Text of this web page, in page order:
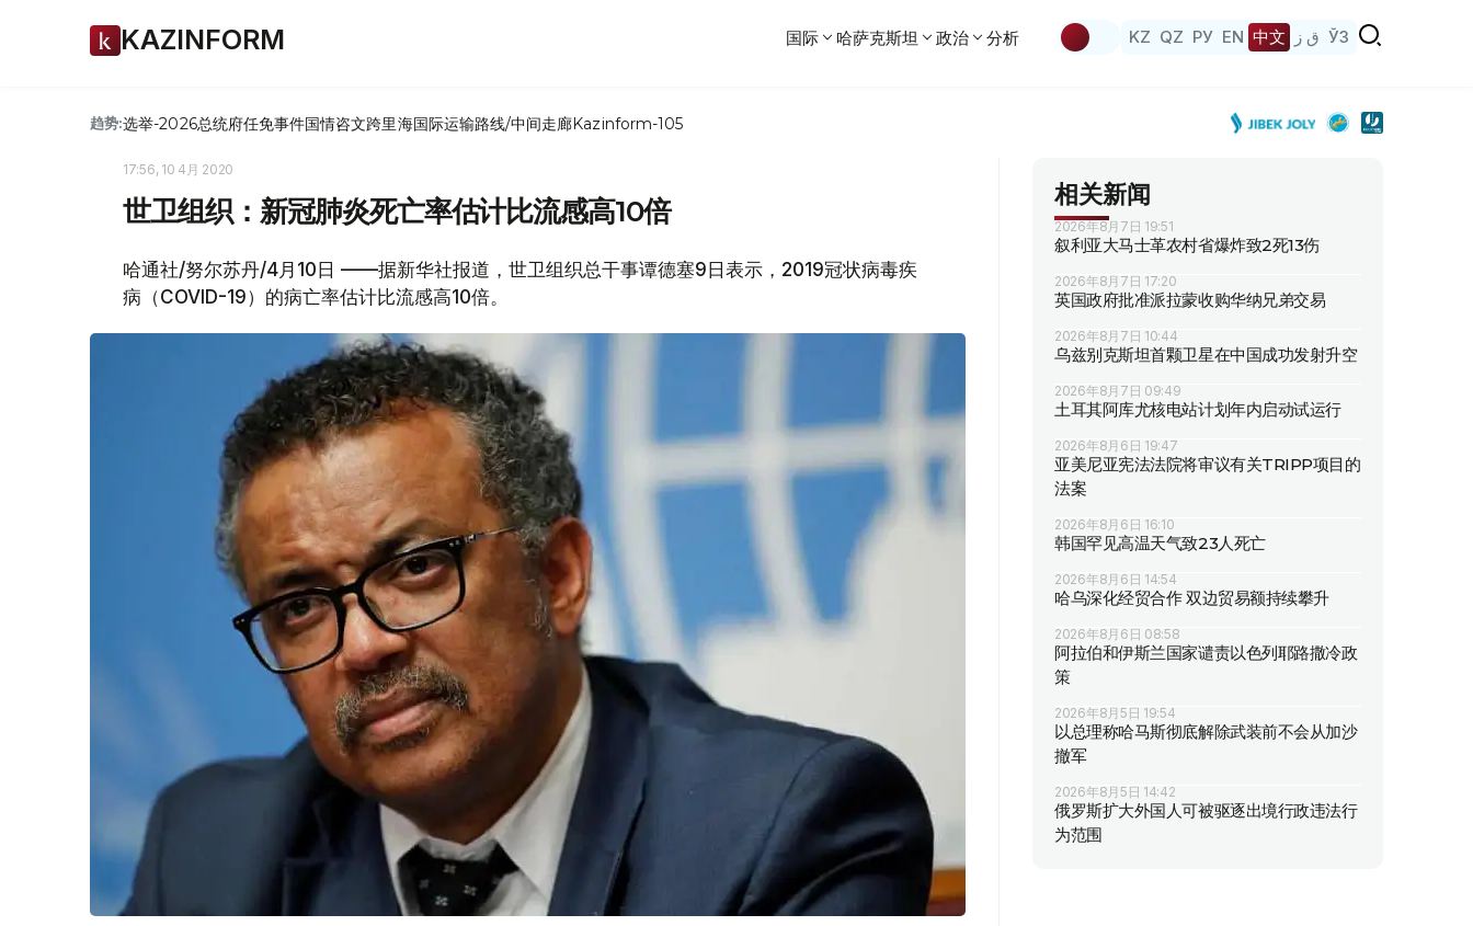
KAZINFORM 国际 哈萨克斯坦 政治 分析 KZ QZ РУ EN 中文 ق ز ЎЗ
趋势:选举-2026总统府任免事件国情咨文跨里海国际运输路线/中间走廊Kazinform-105
17:56, 10 4月 2020
世卫组织：新冠肺炎死亡率估计比流感高10倍
哈通社/努尔苏丹/4月10日 ——据新华社报道，世卫组织总干事谭德塞9日表示，2019冠状病毒疾
病（COVID-19）的病亡率估计比流感高10倍。
相关新闻
2026年8月7日 19:51
叙利亚大马士革农村省爆炸致2死13伤
2026年8月7日 17:20
英国政府批准派拉蒙收购华纳兄弟交易
2026年8月7日 10:44
乌兹别克斯坦首颗卫星在中国成功发射升空
2026年8月7日 09:49
土耳其阿库尤核电站计划年内启动试运行
2026年8月6日 19:47
亚美尼亚宪法法院将审议有关TRIPP项目的
法案
2026年8月6日 16:10
韩国罕见高温天气致23人死亡
2026年8月6日 14:54
哈乌深化经贸合作 双边贸易额持续攀升
2026年8月6日 08:58
阿拉伯和伊斯兰国家谴责以色列耶路撒冷政
策
2026年8月5日 19:54
以总理称哈马斯彻底解除武装前不会从加沙
撤军
2026年8月5日 14:42
俄罗斯扩大外国人可被驱逐出境行政违法行
为范围